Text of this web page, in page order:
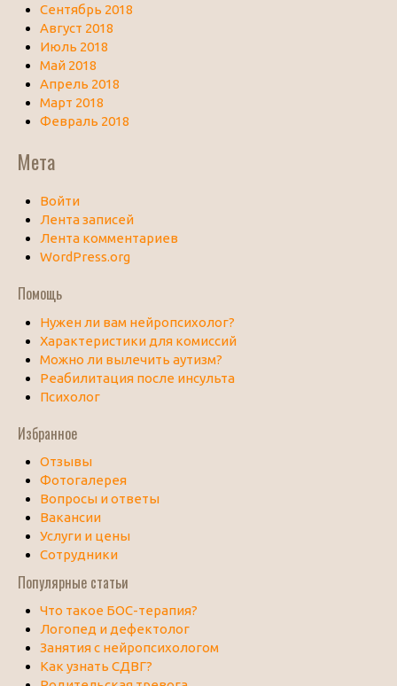
Сентябрь 2018
Август 2018
Июль 2018
Май 2018
Апрель 2018
Март 2018
Февраль 2018
Мета
Войти
Лента записей
Лента комментариев
WordPress.org
Помощь
Нужен ли вам нейропсихолог?
Характеристики для комиссий
Можно ли вылечить аутизм?
Реабилитация после инсульта
Психолог
Избранное
Отзывы
Фотогалерея
Вопросы и ответы
Вакансии
Услуги и цены
Сотрудники
Популярные статьи
Что такое БОС-терапия?
Логопед и дефектолог
Занятия с нейропсихологом
Как узнать СДВГ?